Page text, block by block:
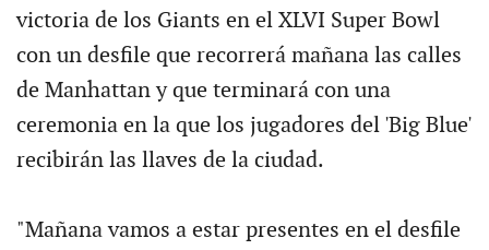
victoria de los Giants en el XLVI Super Bowl
con un desfile que recorrerá mañana las calles
de Manhattan y que terminará con una
ceremonia en la que los jugadores del 'Big Blue'
recibirán las llaves de la ciudad.
"Mañana vamos a estar presentes en el desfile